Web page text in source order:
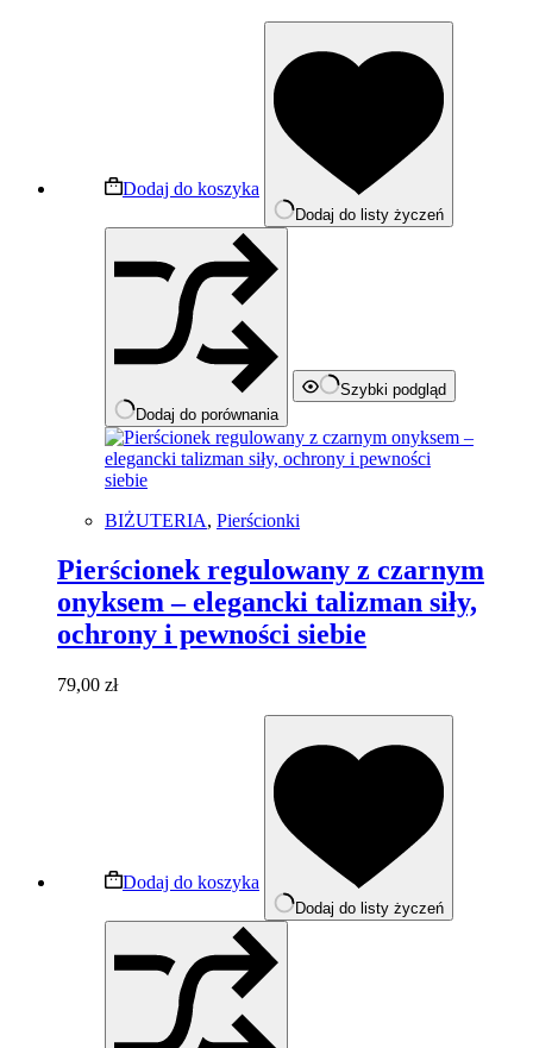
Dodaj do koszyka
Dodaj do listy życzeń
Dodaj do porównania
Szybki podgląd
BIŻUTERIA, Pierścionki
Pierścionek regulowany z czarnym
onyksem – elegancki talizman siły,
ochrony i pewności siebie
79,00 zł
Dodaj do koszyka
Dodaj do listy życzeń